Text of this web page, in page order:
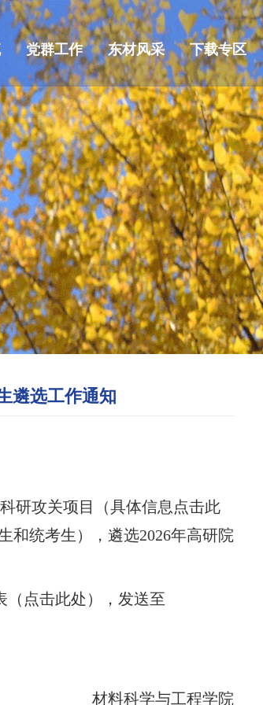
党群工作 东材风采 下载专区
遴选工作通知
研攻关项目（具体信息 点击此
和统考生），遴选2026年高研院
（ 点击此处 ），发送至
材料科学与工程学院